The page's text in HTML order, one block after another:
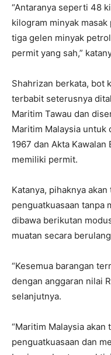
“Antaranya seperti 48
kilogram minyak
tiga gelen minyak
permit yang sah,”
Shahrizan berkata, bot
terbabit seterusnya
Maritim Tawau dan
Maritim Malaysia untuk
1967 dan Akta Kawalan
memiliki permit.
Katanya, pihaknya
penguatkuasaan tanpa
dibawa berikutan
muatan secara
“Kesemua barangan
dengan anggaran nilai
selanjutnya.
“Maritim Malaysia
penguatkuasaan dan